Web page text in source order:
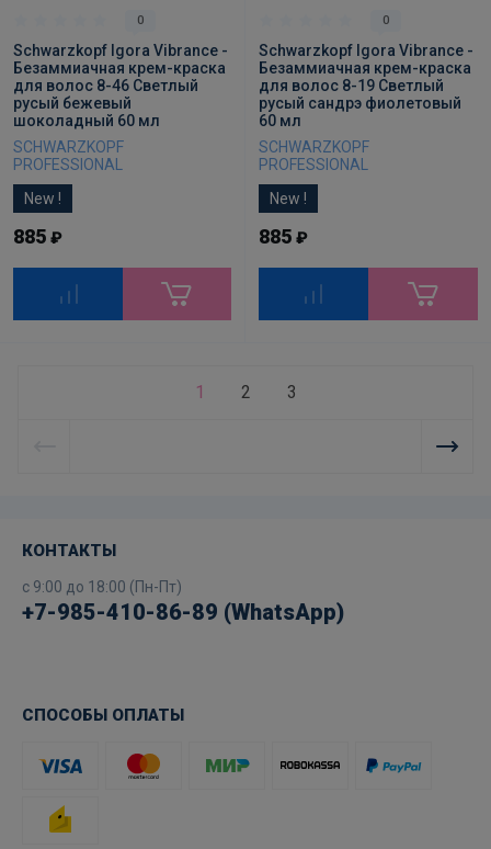
0
Schwarzkopf Igora Vibrance -
Безаммиачная крем-краска
для волос 8-46 Светлый
русый бежевый
шоколадный 60 мл
SCHWARZKOPF
PROFESSIONAL
New !
885 ₽
0
Schwarzkopf Igora Vibrance -
Безаммиачная крем-краска
для волос 8-19 Светлый
русый сандрэ фиолетовый
60 мл
SCHWARZKOPF
PROFESSIONAL
New !
885 ₽
1 2 3
КОНТАКТЫ
с 9:00 до 18:00 (Пн-Пт)
+7-985-410-86-89 (WhatsApp)
СПОСОБЫ ОПЛАТЫ